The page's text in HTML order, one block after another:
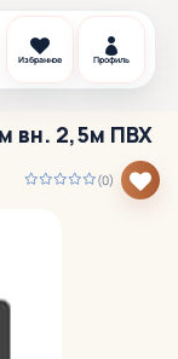
Избранное Профиль
вн. 2,5м ПВХ
(0)